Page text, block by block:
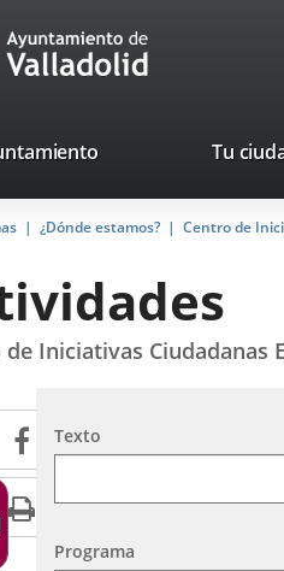
Tu
¿Dónde estamos? Centro de
de Iniciativas Ciudadanas
Facebook
Enlace
a
una
aplicación
Imprimir
Búsqueda
Texto
Programa